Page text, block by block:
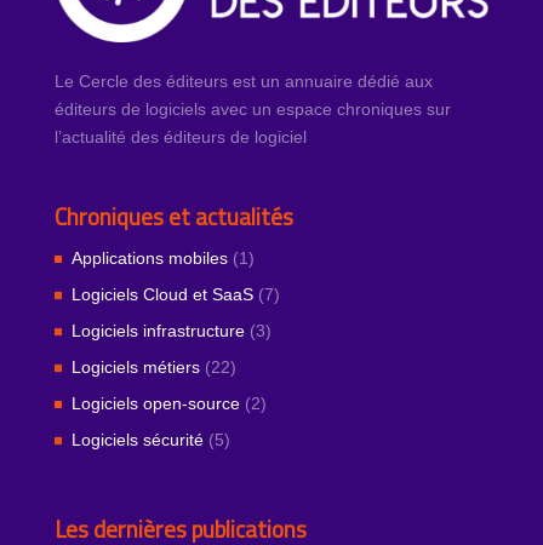
Le Cercle des éditeurs est un annuaire dédié aux
éditeurs de logiciels avec un espace chroniques sur
l’actualité des éditeurs de logiciel
Chroniques et actualités
Applications mobiles(1)
Logiciels Cloud et SaaS(7)
Logiciels infrastructure(3)
Logiciels métiers(22)
Logiciels open-source(2)
Logiciels sécurité(5)
Les dernières publications